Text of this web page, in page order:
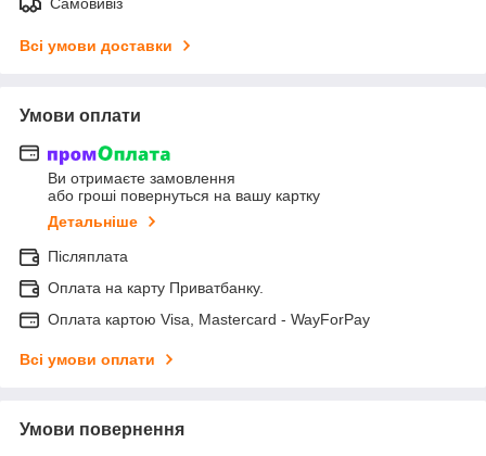
Всі умови доставки
Умови оплати
Ви отримаєте замовлення
або гроші повернуться на вашу картку
Детальніше
Післяплата
Оплата на карту Приватбанку.
Оплата картою Visa, Mastercard - WayForPay
Всі умови оплати
Умови повернення